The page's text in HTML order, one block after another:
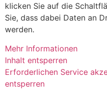
klicken Sie auf die
Sie, dass dabei Daten an
werden.
Mehr Informationen
Inhalt entsperren
Erforderlichen Service
entsperren